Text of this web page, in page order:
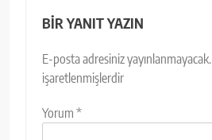
BIR YANIT YAZIN
E-posta adresiniz yayınlanmayacak.
işaretlenmişlerdir
Yorum *